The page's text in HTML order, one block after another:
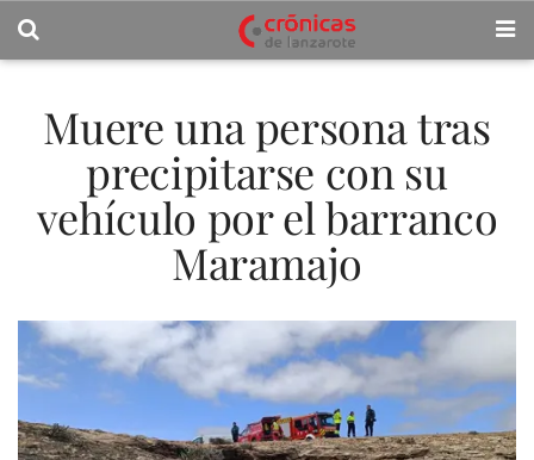
Muere una persona tras
precipitarse con su
vehículo por el barranco
Maramajo